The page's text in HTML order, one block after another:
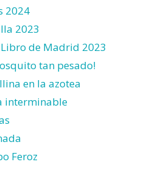
2024
2023
de Madrid 2023
tan pesado!
en la azotea
interminable
Feroz